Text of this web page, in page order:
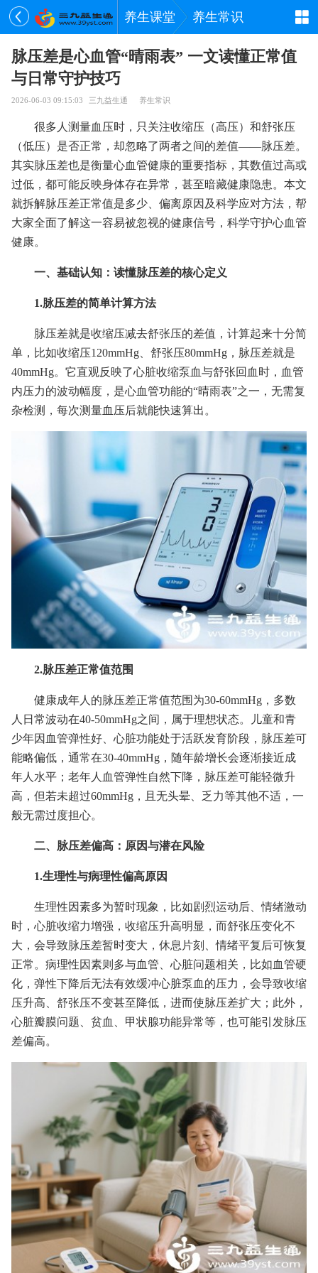
养生课堂 养生常识
脉压差是心血管“晴雨表” 一文读懂正常值
与日常守护技巧
2026-06-03 09:15:03 三九益生通 养生常识
很多人测量血压时，只关注收缩压（高压）和舒张压
（低压）是否正常，却忽略了两者之间的差值——脉压差。
其实脉压差也是衡量心血管健康的重要指标，其数值过高或
过低，都可能反映身体存在异常，甚至暗藏健康隐患。本文
就拆解脉压差正常值是多少、偏离原因及科学应对方法，帮
大家全面了解这一容易被忽视的健康信号，科学守护心血管
健康。
一、基础认知：读懂脉压差的核心定义
1.脉压差的简单计算方法
脉压差就是收缩压减去舒张压的差值，计算起来十分简
单，比如收缩压120mmHg、舒张压80mmHg，脉压差就是
40mmHg。它直观反映了心脏收缩泵血与舒张回血时，血管
内压力的波动幅度，是心血管功能的“晴雨表”之一，无需复
杂检测，每次测量血压后就能快速算出。
2.脉压差正常值范围
健康成年人的脉压差正常值范围为30-60mmHg，多数
人日常波动在40-50mmHg之间，属于理想状态。儿童和青
少年因血管弹性好、心脏功能处于活跃发育阶段，脉压差可
能略偏低，通常在30-40mmHg，随年龄增长会逐渐接近成
年人水平；老年人血管弹性自然下降，脉压差可能轻微升
高，但若未超过60mmHg，且无头晕、乏力等其他不适，一
般无需过度担心。
二、脉压差偏高：原因与潜在风险
1.生理性与病理性偏高原因
生理性因素多为暂时现象，比如剧烈运动后、情绪激动
时，心脏收缩力增强，收缩压升高明显，而舒张压变化不
大，会导致脉压差暂时变大，休息片刻、情绪平复后可恢复
正常。病理性因素则多与血管、心脏问题相关，比如血管硬
化，弹性下降后无法有效缓冲心脏泵血的压力，会导致收缩
压升高、舒张压不变甚至降低，进而使脉压差扩大；此外，
心脏瓣膜问题、贫血、甲状腺功能异常等，也可能引发脉压
差偏高。